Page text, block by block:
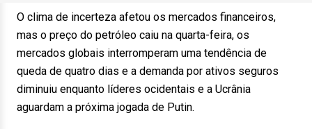
O clima de incerteza afetou os mercados financeiros,
mas o preço do petróleo caiu na quarta-feira, os
mercados globais interromperam uma tendência de
queda de quatro dias e a demanda por ativos seguros
diminuiu enquanto líderes ocidentais e a Ucrânia
aguardam a próxima jogada de Putin.